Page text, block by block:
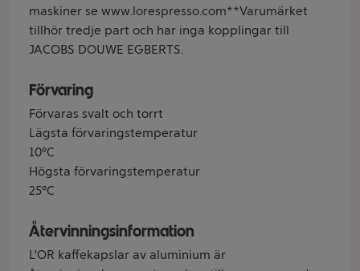
maskiner se www.lorespresso.com**Varumärket
tillhör tredje part och har inga kopplingar till
JACOBS DOUWE EGBERTS.
Förvaring
Förvaras svalt och torrt
Lägsta förvaringstemperatur
10°C
Högsta förvaringstemperatur
25°C
Återvinningsinformation
L'OR kaffekapslar av aluminium är